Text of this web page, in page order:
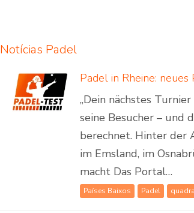
Notícias Padel
„Dein nächstes
seine Besucher – und
berechnet. Hinter der
im Emsland, im
macht Das Portal…
Países Baixos Padel